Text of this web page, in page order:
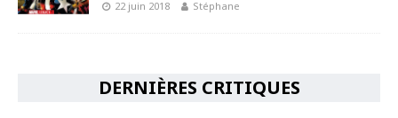
22 juin 2018 Stéphane
DERNIÈRES CRITIQUES